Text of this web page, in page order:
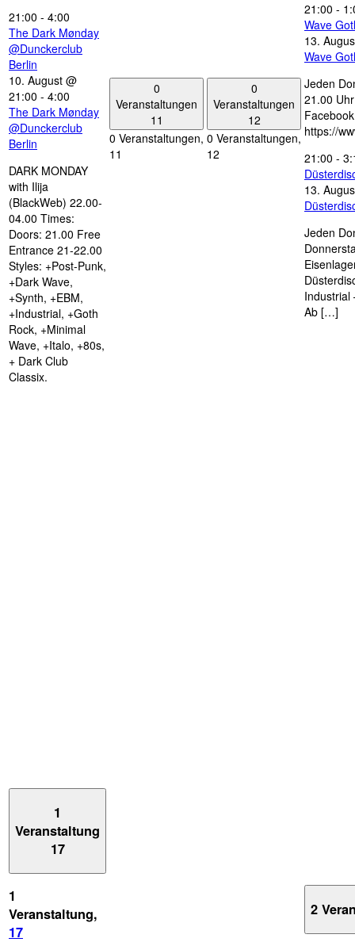
21:00 - 4:00
The Dark Mønday
@Dunckerclub
Berlin
10. August @
21:00 - 4:00
The Dark Mønday
@Dunckerclub
Berlin
DARK MONDAY
with Ilija
(BlackWeb) 22.00-
04.00 Times:
Doors: 21.00 Free
Entrance 21-22.00
Styles: +Post-Punk,
+Dark Wave,
+Synth, +EBM,
+Industrial, +Goth
Rock, +Minimal
Wave, +Italo, +80s,
+ Dark Club
Classix.
0
Veranstaltungen
11
0 Veranstaltungen,
11
0
Veranstaltungen
12
0 Veranstaltungen,
12
21:00 -
Wave
13.
Wave
Jeden
21.00
https://
21:00 -
13.
Jeden
Industrial
Ab […]
1
Veranstaltung
17
1
Veranstaltung,
17
2